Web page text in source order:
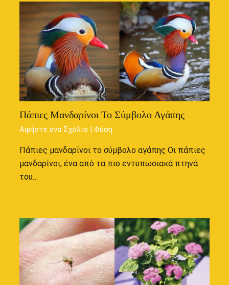
Πάπιες Μανδαρίνοι Το Σύμβολο Αγάπης
Αφήστε ένα Σχόλιο |Φύση
Πάπιες μανδαρίνοι το σύμβολο αγάπης Οι πάπιες
μανδαρίνοι, ένα από τα πιο εντυπωσιακά πτηνά
του…